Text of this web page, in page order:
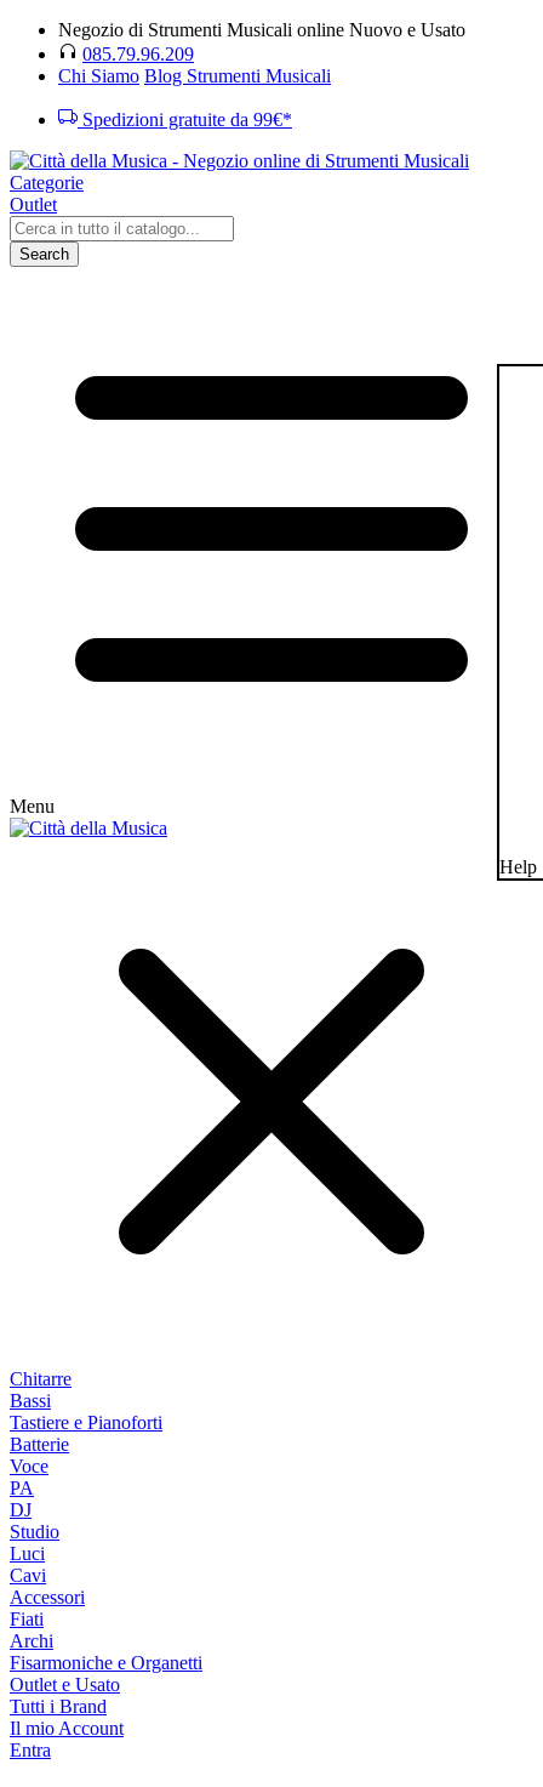
Negozio di Strumenti Musicali online Nuovo e Usato
085.79.96.209
Chi Siamo Blog Strumenti Musicali
Spedizioni gratuite da 99€*
Categorie
Outlet
Search
Menu
Chitarre
Bassi
Tastiere e Pianoforti
Batterie
Voce
PA
DJ
Studio
Luci
Cavi
Accessori
Fiati
Archi
Fisarmoniche e Organetti
Outlet e Usato
Tutti i Brand
Il mio Account
Entra
Help